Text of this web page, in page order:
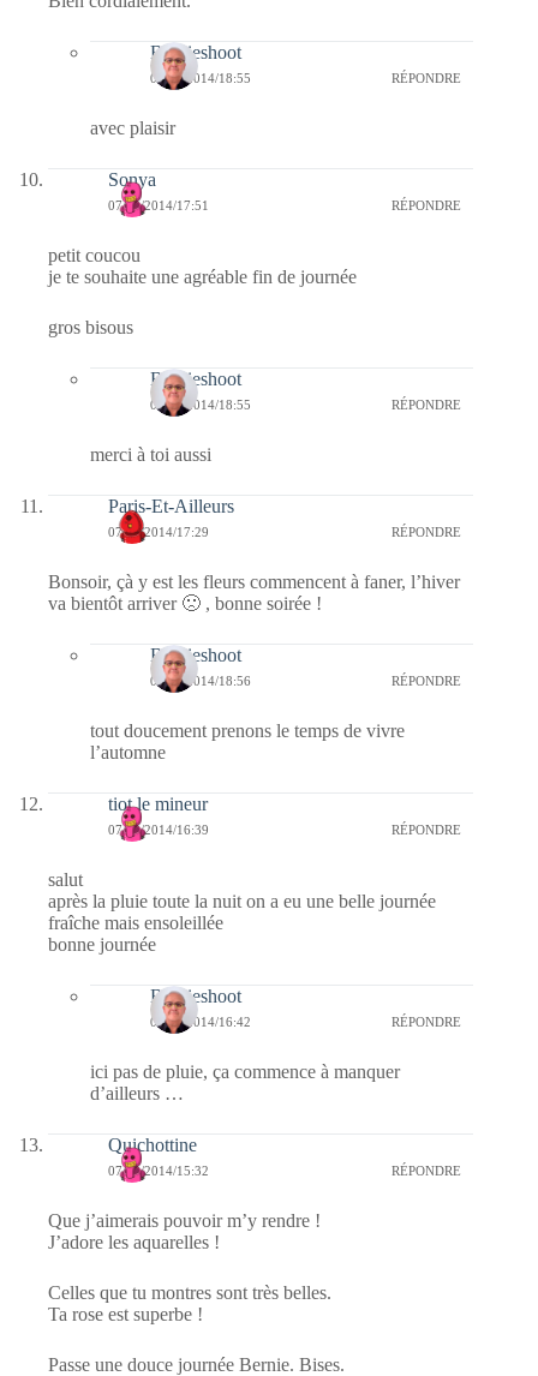
Bernieshoot
07/10/2014/18:55 RÉPONDRE
avec plaisir
Sonya
07/10/2014/17:51 RÉPONDRE
petit coucou
je te souhaite une agréable fin de journée
gros bisous
Bernieshoot
07/10/2014/18:55 RÉPONDRE
merci à toi aussi
Paris-Et-Ailleurs
07/10/2014/17:29 RÉPONDRE
Bonsoir, çà y est les fleurs commencent à faner, l’hiver
va bientôt arriver 🙁 , bonne soirée !
Bernieshoot
07/10/2014/18:56 RÉPONDRE
tout doucement prenons le temps de vivre
l’automne
tiot le mineur
07/10/2014/16:39 RÉPONDRE
salut
après la pluie toute la nuit on a eu une belle journée
fraîche mais ensoleillée
bonne journée
Bernieshoot
07/10/2014/16:42 RÉPONDRE
ici pas de pluie, ça commence à manquer
d’ailleurs …
Quichottine
07/10/2014/15:32 RÉPONDRE
Que j’aimerais pouvoir m’y rendre !
J’adore les aquarelles !
Celles que tu montres sont très belles.
Ta rose est superbe !
Passe une douce journée Bernie. Bises.